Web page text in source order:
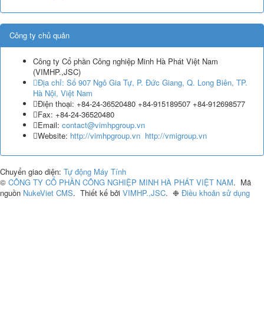
Công ty chủ quản
Công ty Cổ phần Công nghiệp Minh Hà Phát Việt Nam
(VIMHP.,JSC)
Địa chỉ: Số 907 Ngô Gia Tự, P. Đức Giang, Q. Long Biên, TP.
Hà Nội, Việt Nam
Điện thoại: +84-24-36520480 +84-915189507 +84-912698577
Fax: +84-24-36520480
Email: contact@vimhpgroup.vn
Website: http://vimhpgroup.vn http://vmigroup.vn
Chuyển giao diện: Tự động Máy Tính
© CÔNG TY CỔ PHẦN CÔNG NGHIỆP MINH HÀ PHÁT VIỆT NAM. Mã
nguồn NukeViet CMS. Thiết kế bởi VIMHP.,JSC. ❉ Điều khoản sử dụng